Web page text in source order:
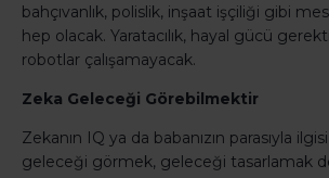
bahçıvanlık, polislik, inşaat işçiliği gibi
hep olacak. Yaratacılık, hayal gücü
robotlar çalışamayacak.
Zeka Geleceği Görebilmektir
Zekanın IQ ya da babanızın parasıyla
geleceği görmek, geleceği tasarlamak